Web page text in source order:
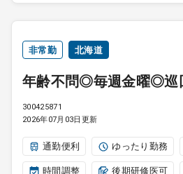
非常勤 北海道
年齢不問◎毎週金曜◎
300425871
2026年07月03日更新
通勤便利 ゆったり勤務
時間調整 後期研修医可